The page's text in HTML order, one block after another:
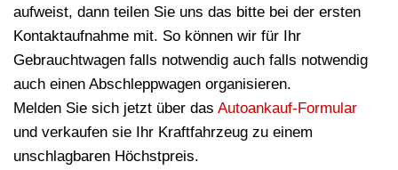
aufweist, dann teilen Sie uns das bitte bei der ersten
Kontaktaufnahme mit. So können wir für Ihr
Gebrauchtwagen falls notwendig auch falls notwendig
auch einen Abschleppwagen organisieren.
Melden Sie sich jetzt über das Autoankauf-Formular
und verkaufen sie Ihr Kraftfahrzeug zu einem
unschlagbaren Höchstpreis.